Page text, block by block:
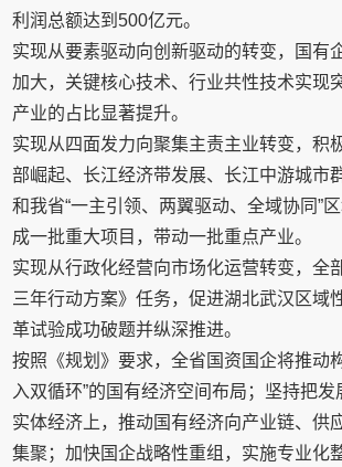
利润总额达到500亿元。
实现从要素驱动向创新驱动的转变，国有
加大，关键核心技术、行业共性技术实现
产业的占比显著提升。
实现从四面发力向聚集主责主业转变，积
部崛起、长江经济带发展、长江中游城市
和我省“一主引领、两翼驱动、全域协同”
成一批重大项目，带动一批重点产业。
实现从行政化经营向市场化运营转变，全
三年行动方案》任务，促进湖北武汉区域
革试验成功破题并纵深推进。
按照《规划》要求，全省国资国企将推动
入双循环”的国有经济空间布局；坚持把
实体经济上，推动国有经济向产业链、供
集聚；加快国企战略性重组，实施专业化